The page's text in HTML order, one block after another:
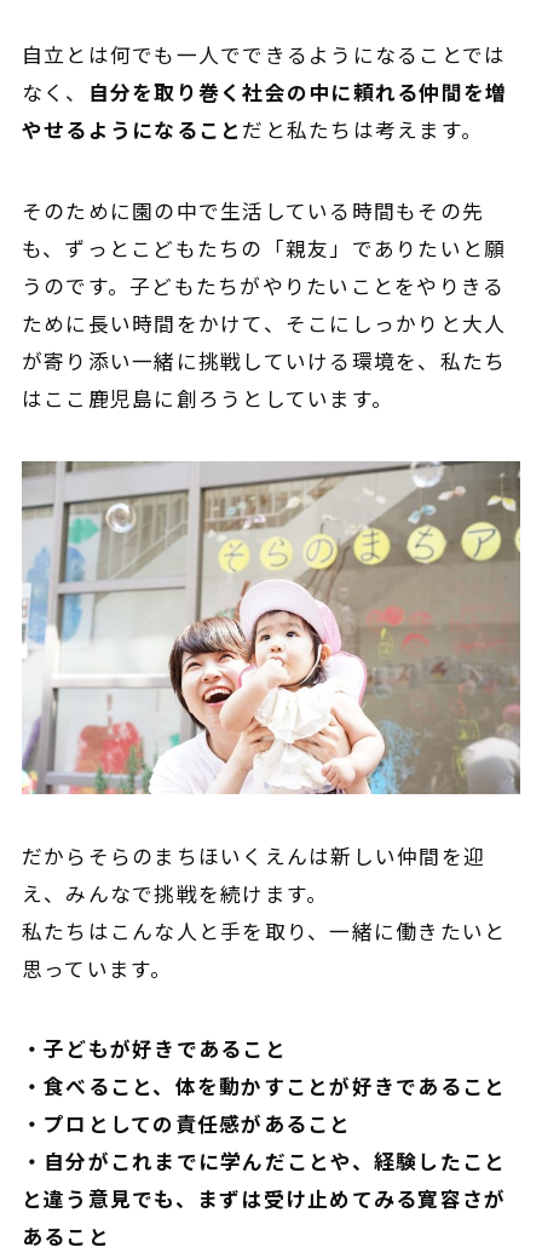
自立とは何でも一人でできるようになることでは
なく、 自分を取り巻く社会の中に頼れる仲間を増
やせるようになること だと私たちは考えます。
そのために園の中で生活している時間もその先
も、ずっとこどもたちの「親友」でありたいと願
うのです。子どもたちがやりたいことをやりきる
ために長い時間をかけて、そこにしっかりと大人
が寄り添い一緒に挑戦していける環境を、 私たち
は ここ鹿児島に創ろうとしています。
だからそらのまちほいくえんは新しい仲間を迎
え、みんなで挑戦を続けます。
私たちはこんな人と手を取り、一緒に働きたいと
思っています。
・子どもが好きであること
・食べること、体を動かすことが好きであること
・プロとしての責任感があること
・自分がこれまでに学んだことや、経験したこと
と違う意見でも、まずは受け止めてみる寛容さが
あること